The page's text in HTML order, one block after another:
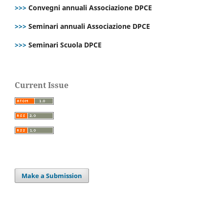
>>> Convegni annuali Associazione DPCE
>>> Seminari annuali Associazione DPCE
>>> Seminari Scuola DPCE
Current Issue
Make a Submission